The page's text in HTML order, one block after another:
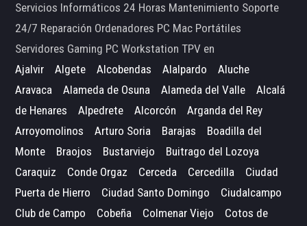
Servicios Informáticos 24 Horas Mantenimiento Soporte
24/7 Reparación Ordenadores PC Mac Portátiles
Servidores Gaming PC Workstation TPV en
Ajalvir
Algete Alcobendas Alalpardo
Aluche
Aravaca
Alameda de Osuna Alameda del Valle
Alcalá
de Henares
Alpedrete Alcorcón
Arganda del Rey
Arroyomolinos
Arturo Soria Barajas
Boadilla del
Monte
Braojos Bustarviejo
Buitrago del Lozoya
Caraquiz
Conde Orgaz Cerceda Cercedilla
Ciudad
Puerta de Hierro
Ciudad Santo Domingo
Ciudalcampo
Club de Campo
Cobeña Colmenar Viejo
Cotos de